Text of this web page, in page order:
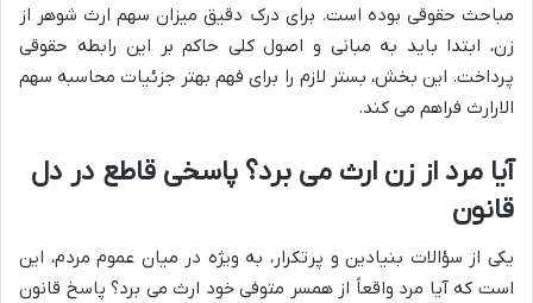
مباحث حقوقی بوده است. برای درک دقیق میزان سهم ارث شوهر از
زن، ابتدا باید به مبانی و اصول کلی حاکم بر این رابطه حقوقی
پرداخت. این بخش، بستر لازم را برای فهم بهتر جزئیات محاسبه سهم
الارارث فراهم می کند.
آیا مرد از زن ارث می برد؟ پاسخی قاطع در دل
قانون
یکی از سؤالات بنیادین و پرتکرار، به ویژه در میان عموم مردم، این
است که آیا مرد واقعاً از همسر متوفی خود ارث می برد؟ پاسخ قانون